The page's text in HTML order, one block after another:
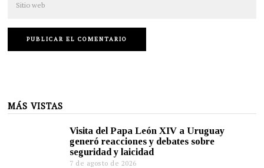
MÁS VISTAS
Visita del Papa León XIV a Uruguay
generó reacciones y debates sobre
seguridad y laicidad
7 de agosto de 2026